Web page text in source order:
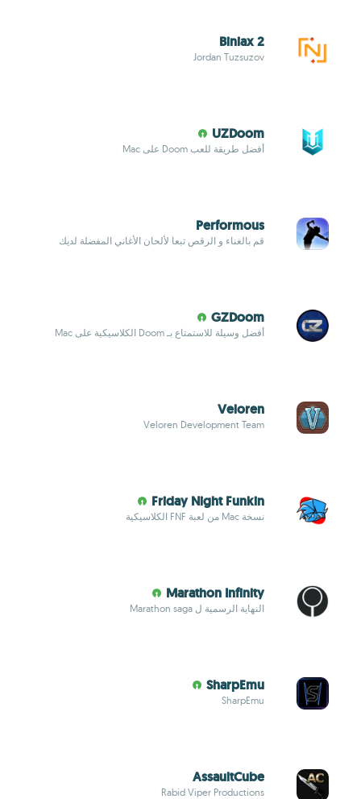
Biniax 2
Jordan Tuzsuzov
UZDoom
أفضل طريقة للعب Doom على Mac
Performous
قم بالغناء و الرقص تبعا لألحان الأغاني المفضلة لديك
GZDoom
أفضل وسيلة للاستمتاع بـ Doom الكلاسيكية على Mac
Veloren
Veloren Development Team
Friday Night Funkin
نسخة Mac من لعبة FNF الكلاسيكية
Marathon Infinity
النهاية الرسمية ل Marathon saga
SharpEmu
SharpEmu
AssaultCube
Rabid Viper Productions